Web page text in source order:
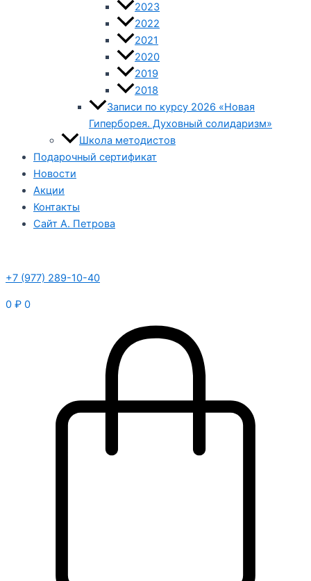
2023
2022
2021
2020
2019
2018
Записи по курсу 2026 «Новая
Гиперборея. Духовный солидаризм»
Школа методистов
Подарочный сертификат
Новости
Акции
Контакты
Сайт А. Петрова
+7 (977) 289-10-40
0 ₽ 0